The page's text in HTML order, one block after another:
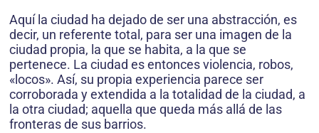
Aquí la ciudad ha dejado de ser una abstracción, es
decir, un referente total, para ser una imagen de la
ciudad propia, la que se habita, a la que se
pertenece. La ciudad es entonces violencia, robos,
«locos». Así, su propia experiencia parece ser
corroborada y extendida a la totalidad de la ciudad, a
la otra ciudad; aquella que queda más allá de las
fronteras de sus barrios.